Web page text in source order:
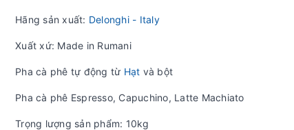
Hãng sản xuất: Delonghi - Italy
Xuất xứ: Made in Rumani
Pha cà phê tự động từ Hạt và bột
Pha cà phê Espresso, Capuchino, Latte Machiato
Trọng lượng sản phẩm: 10kg